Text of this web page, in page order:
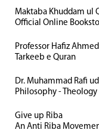
Maktaba Khuddam ul
Official Online
Professor Hafiz Ahmed
Tarkeeb e Quran
Dr. Muhammad Rafi
Philosophy -
Give up Riba
An Anti Riba